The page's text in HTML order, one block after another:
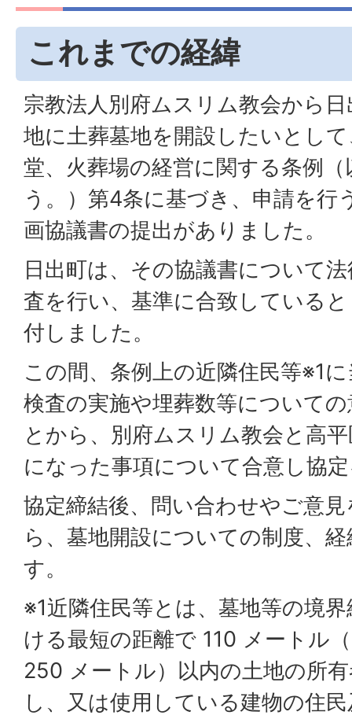
これまでの経緯
宗教法人別府ムスリム教会から
地に土葬墓地を開設したいとし
堂、火葬場の経営に関する条例
う。）第4条に基づき、申請を行
画協議書の提出がありました。
日出町は、その協議書について
査を行い、基準に合致している
付しました。
この間、条例上の近隣住民等※1
検査の実施や埋葬数等について
とから、別府ムスリム教会と高
になった事項について合意し協
協定締結後、問い合わせやご意
ら、墓地開設についての制度、
す。
※1近隣住民等とは、墓地等の境
ける最短の距離で 110 メートル
250 メートル）以内の土地の所
し、又は使用している建物の住